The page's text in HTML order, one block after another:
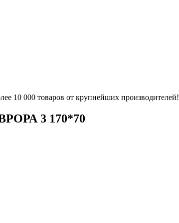
10 000 товаров от крупнейших производителей!
3 170*70